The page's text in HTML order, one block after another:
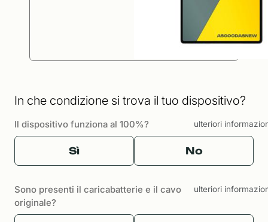
In che condizione si trova il tuo dispositivo?
Il dispositivo funziona al 100%? ulteriori
Sì No
Sono presenti il caricabatterie e il cavo
originale?
ulteriori